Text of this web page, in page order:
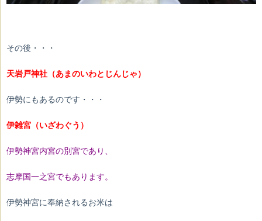
その後・・・
天岩戸神社（あまのいわとじんじゃ）
伊勢にもあるのです・・・
伊雑宮（いざわぐう）
伊勢神宮内宮の別宮であり、
志摩国一之宮でもあります。
伊勢神宮に奉納されるお米は